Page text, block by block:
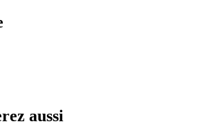
aussi